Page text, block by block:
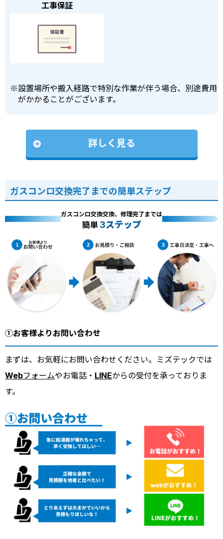
工事保証
※設置場所や搬入経路で特別な作業が伴う場合、別途費用
がかかることがございます。
詳しく見る
ガスコンロ交換完了までの簡単ステップ
ガスコンロ交換交換、修理完了までは
簡単 3ステップ
①お客様よりお問い合わせ
まずは、お気軽にお問い合わせください。ミズテックでは
Webフォームやお電話・ LINEからの受付を承っておりま
す。